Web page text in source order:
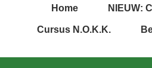
Home NIEUW:
Cursus N.O.K.K.